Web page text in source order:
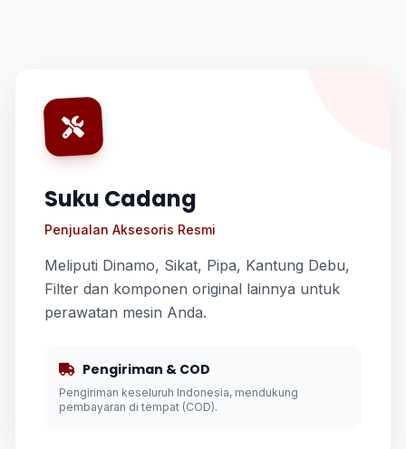
Suku Cadang
Penjualan Aksesoris Resmi
Meliputi Dinamo, Sikat, Pipa, Kantung Debu,
Filter dan komponen original lainnya untuk
perawatan mesin Anda.
Pengiriman & COD
Pengiriman keseluruh Indonesia, mendukung
pembayaran di tempat (COD).